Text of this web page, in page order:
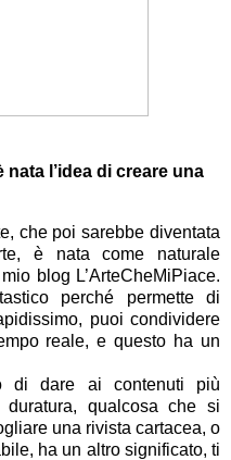
l’idea di creare una
che poi sarebbe diventata
è nata come naturale
blog L’ArteCheMiPiace.
perché permette di
puoi condividere
reale, e questo ha un
di dare ai contenuti più
qualcosa che si
una rivista cartacea, o
ha un altro significato, ti